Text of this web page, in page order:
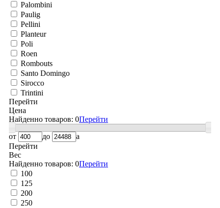
Palombini
Paulig
Pellini
Planteur
Poli
Roen
Rombouts
Santo Domingo
Sirocco
Trintini
Перейти
Цена
Найденно товаров: 0Перейти
от до
a
Перейти
Вес
Найденно товаров: 0Перейти
100
125
200
250